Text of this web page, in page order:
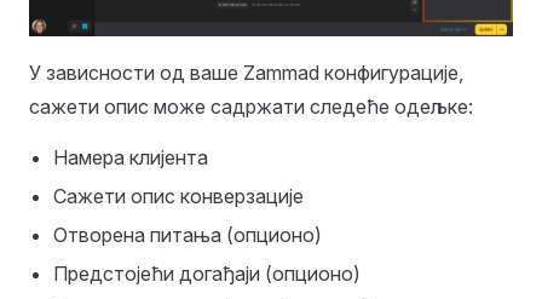
У зависности од ваше Zammad конфигурације,
сажети опис може садржати следеће одељке:
Намера клијента
Сажети опис конверзације
Отворена питања (опционо)
Предстојећи догађаји (опционо)